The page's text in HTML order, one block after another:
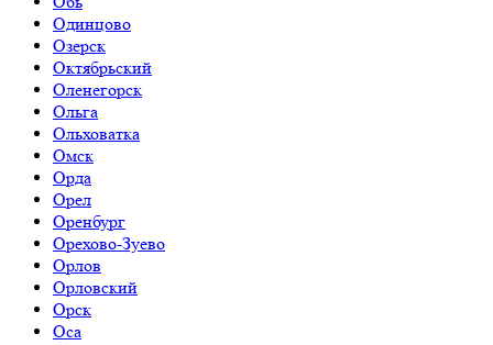
Одинцово
Озерск
Октябрьский
Оленегорск
Ольга
Ольховатка
Омск
Орда
Орел
Оренбург
Орехово-Зуево
Орлов
Орловский
Орск
Оса